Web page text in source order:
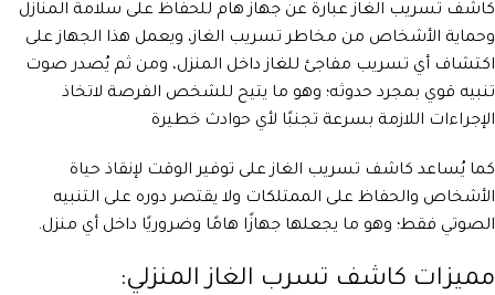
كاشف تسريب الغاز عبارة عن جهاز هام للحفاظ على سلامة المنازل
وحماية الأشخاص من مخاطر تسريب الغاز، ويعمل هذا الجهاز على
اكتشاف أي تسريب مفاجئ للغاز داخل المنزل، ومن ثم يُصدر صوت
تنبيه قوي بمجرد حدوثه؛ وهو ما يتيح للشخص الفرصة لاتخاذ
الإجراءات اللازمة بسرعة تجنبًا لأي حوادث خطيرة
كما يُساعد كاشف تسريب الغاز على توفير الوقت لإنقاذ حياة
الأشخاص والحفاظ على الممتلكات ولا يقتصر دوره على التنبيه
الصوتي فقط؛ وهو ما يجعلها جهازًا هامًا وضروريًا داخل أي منزل.
مميزات كاشف تسرب الغاز المنزلي: